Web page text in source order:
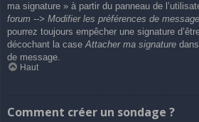
ma signature » à partir du panneau de
forum --> Modifier les préférences de message
pourrez toujours empêcher une signature
décochant la caseAttacher ma signature
de message.
Haut
Comment créer un sondage ?